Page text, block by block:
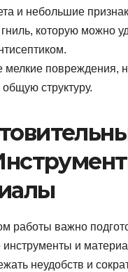
и небольшие
которую можно
повреждения,
структуру.
работы важно
и
неудобств и